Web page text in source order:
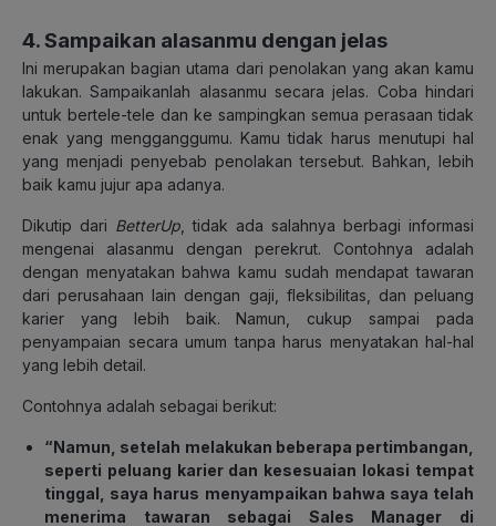
4. Sampaikan alasanmu dengan jelas
Ini merupakan bagian utama dari penolakan yang akan kamu
lakukan. Sampaikanlah alasanmu secara jelas. Coba hindari
untuk bertele-tele dan ke sampingkan semua perasaan tidak
enak yang mengganggumu. Kamu tidak harus menutupi hal
yang menjadi penyebab penolakan tersebut. Bahkan, lebih
baik kamu jujur apa adanya.
Dikutip dari BetterUp , tidak ada salahnya berbagi informasi
mengenai alasanmu dengan perekrut. Contohnya adalah
dengan menyatakan bahwa kamu sudah mendapat tawaran
dari perusahaan lain dengan gaji, fleksibilitas, dan peluang
karier yang lebih baik. Namun, cukup sampai pada
penyampaian secara umum tanpa harus menyatakan hal-hal
yang lebih detail.
Contohnya adalah sebagai berikut:
“Namun, setelah melakukan beberapa pertimbangan,
seperti peluang karier dan kesesuaian lokasi tempat
tinggal, saya harus menyampaikan bahwa saya telah
menerima tawaran sebagai Sales Manager di